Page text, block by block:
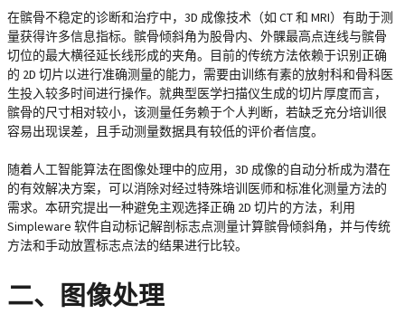
在髌骨不稳定的诊断和治疗中，3D 成像技术（如 CT 和 MRI）有助于测
量获得许多信息指标。髌骨倾斜角为股骨内、外髁最高点连线与髌骨
切位的最大横径延长线形成的夹角。目前的传统方法依赖于识别正确
的 2D 切片以进行准确测量的能力，需要由训练有素的放射科和骨科医
生投入较多时间进行操作。就典型医学扫描仪生成的切片厚度而言，
髌骨的尺寸相对较小，该测量任务赖于个人判断，若缺乏充分培训很
容易出现误差，且手动测量数据具有较低的评价者信度。
随着人工智能算法在图像处理中的应用，3D 成像的自动分析成为潜在
的有效解决方案，可以消除对经过特殊培训医师和标准化测量方法的
需求。本研究提出一种避免主观选择正确 2D 切片的方法，利用
Simpleware 软件自动标记解剖标志点测量计算髌骨倾斜角，并与传统
方法和手动放置标志点法的结果进行比较。
二、图像处理